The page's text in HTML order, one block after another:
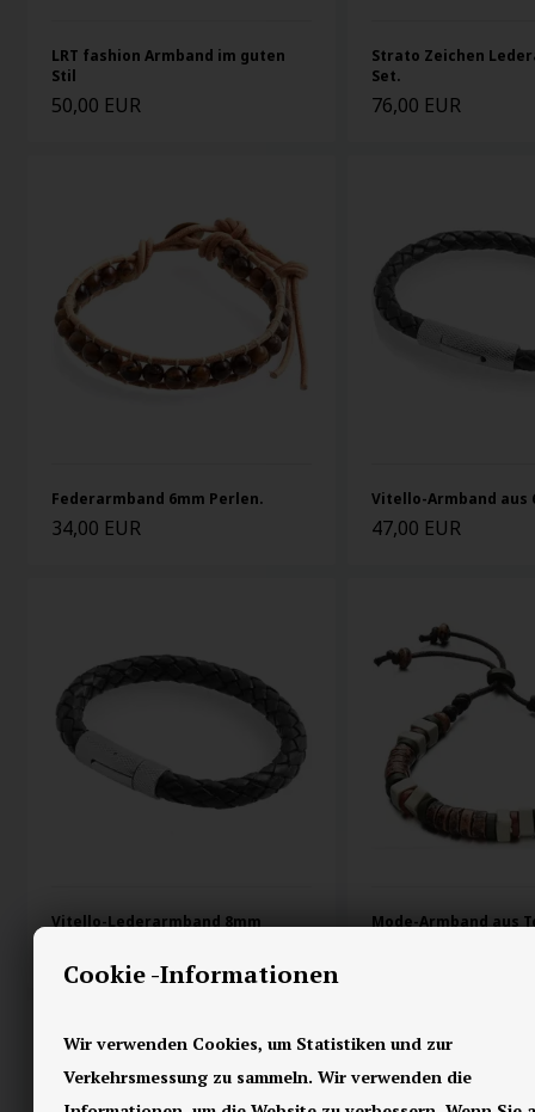
Cookie -Informationen
Wir verwenden Cookies, um Statistiken und zur
Verkehrsmessung zu sammeln. Wir verwenden die
LRT fashion Armband im guten
Stil
50,00 EUR
Strato Zeichen
Set.
76,00 EUR
Federarmband 6mm Perlen.
34,00 EUR
Vitello-Armband aus
47,00 EUR
Vitello-Lederarmband 8mm Mode-Armband aus